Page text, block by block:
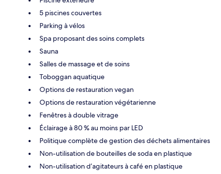
5 piscines couvertes
Parking à vélos
Spa proposant des soins complets
Sauna
Salles de massage et de soins
Toboggan aquatique
Options de restauration vegan
Options de restauration végétarienne
Fenêtres à double vitrage
Éclairage à 80 % au moins par LED
Politique complète de gestion des déchets alimentaires
Non-utilisation de bouteilles de soda en plastique
Non-utilisation d’agitateurs à café en plastique